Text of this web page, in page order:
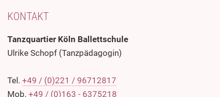
KONTAKT
Tanzquartier Köln Ballettschule
Ulrike Schopf (Tanzpädagogin)
Tel. +49 / (0)221 / 96712817
Mob. +49 / (0)163 - 6375218